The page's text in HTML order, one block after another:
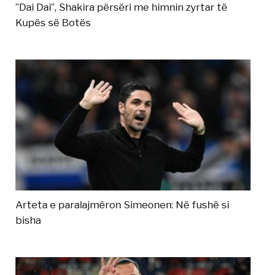
”Dai Dai”, Shakira përsëri me himnin zyrtar të
Kupës së Botës
Arteta e paralajmëron Simeonen: Në fushë si
bisha